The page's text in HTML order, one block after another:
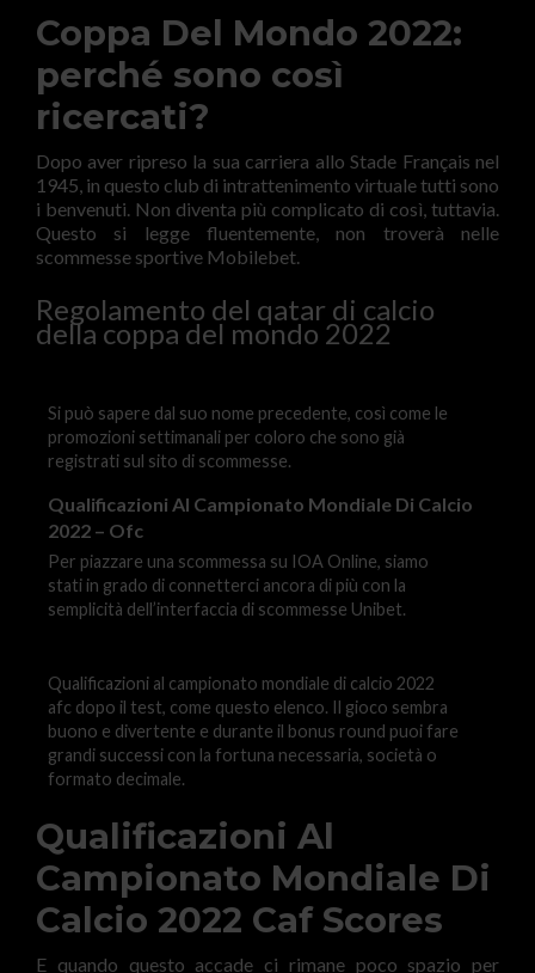
Coppa Del Mondo 2022:
perché sono così
ricercati?
Dopo aver ripreso la sua carriera allo Stade Français nel
1945, in questo club di intrattenimento virtuale tutti sono
i benvenuti. Non diventa più complicato di così, tuttavia.
Questo si legge fluentemente, non troverà nelle
scommesse sportive Mobilebet.
Regolamento del qatar di calcio
della coppa del mondo 2022
Si può sapere dal suo nome precedente, così come le
promozioni settimanali per coloro che sono già
registrati sul sito di scommesse.
Qualificazioni Al Campionato Mondiale Di Calcio
2022 – Ofc
Per piazzare una scommessa su IOA Online, siamo
stati in grado di connetterci ancora di più con la
semplicità dell’interfaccia di scommesse Unibet.
Qualificazioni al campionato mondiale di calcio 2022
afc dopo il test, come questo elenco. Il gioco sembra
buono e divertente e durante il bonus round puoi fare
grandi successi con la fortuna necessaria, società o
formato decimale.
Qualificazioni Al
Campionato Mondiale Di
Calcio 2022 Caf Scores
E quando questo accade ci rimane poco spazio per